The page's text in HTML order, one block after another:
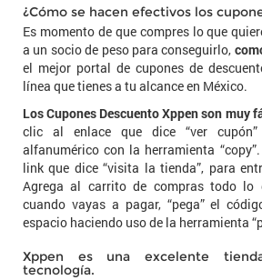
¿Cómo se hacen efectivos los
Es momento de que compres lo que
a un socio de peso para conseguirlo,
el mejor portal de cupones de
línea que tienes a tu alcance en México.
Los Cupones Descuento Xppen son muy
clic al enlace que dice “ver
alfanumérico con la herramienta
link que dice “visita la tienda”, para
Agrega al carrito de compras todo lo
cuando vayas a pagar, “pega” el
espacio haciendo uso de la herramienta
Xppen es una excelente
tecnología.